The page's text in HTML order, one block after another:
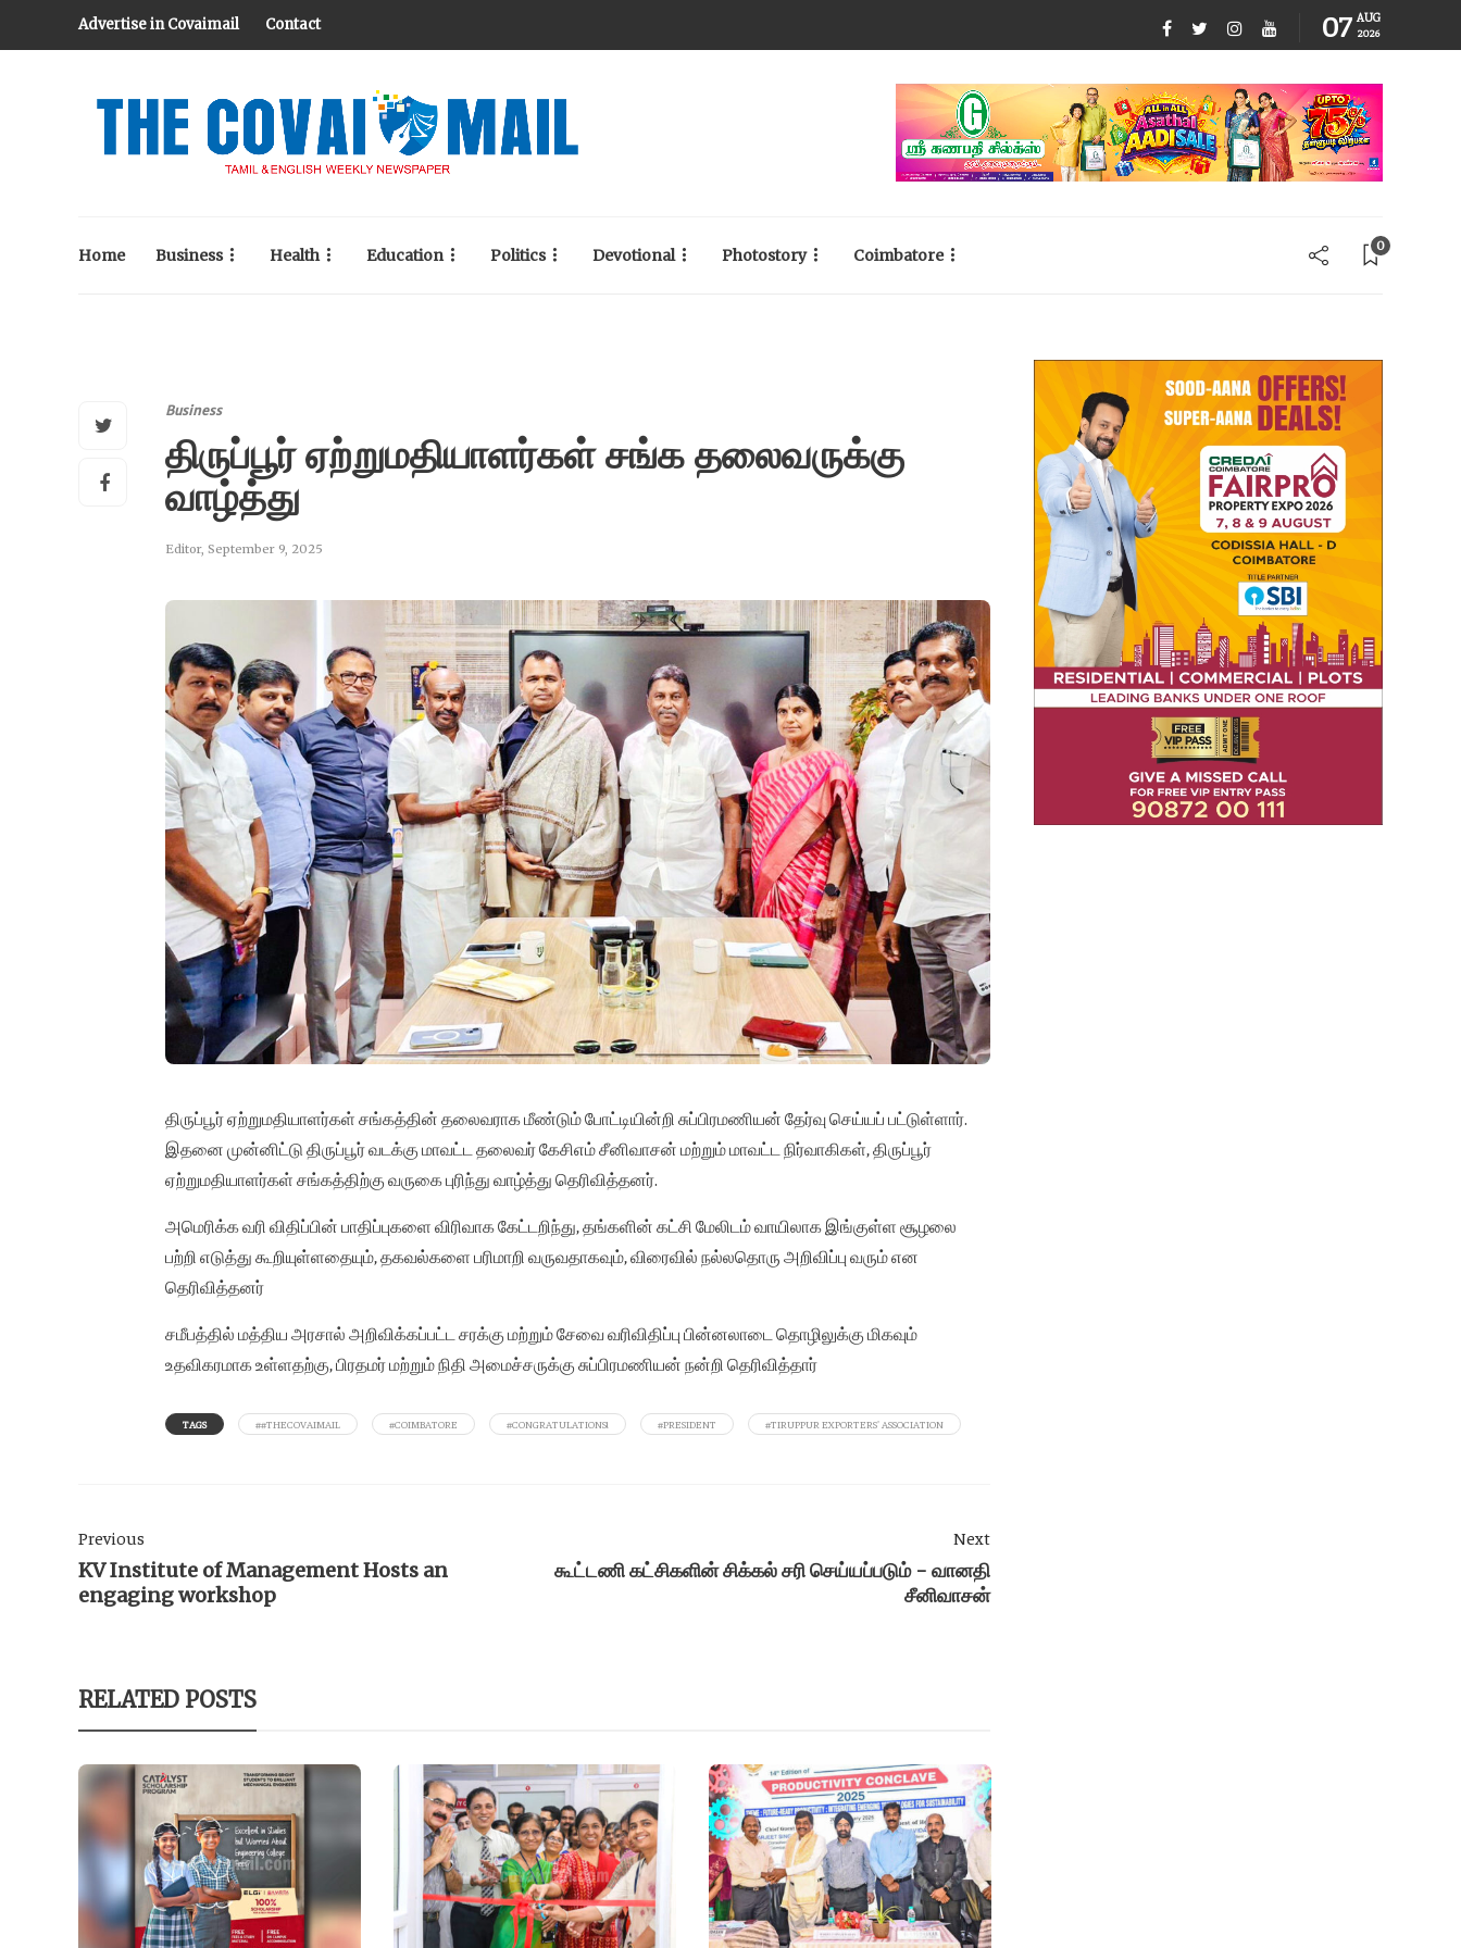
Advertise in Covaimail Contact 07 AUG
2026
Home Business Health Education Politics Devotional Photostory Coimbatore 0
Business
திருப்பூர் ஏற்றுமதியாளர்கள் சங்க தலைவருக்கு
வாழ்த்து
Editor, September 9, 2025
திருப்பூர் ஏற்றுமதியாளர்கள் சங்கத்தின் தலைவராக மீண்டும் போட்டியின்றி சுப்பிரமணியன் தேர்வு செய்யப் பட்டுள்ளார்.
இதனை முன்னிட்டு திருப்பூர் வடக்கு மாவட்ட தலைவர் கேசிஎம் சீனிவாசன் மற்றும் மாவட்ட நிர்வாகிகள், திருப்பூர்
ஏற்றுமதியாளர்கள் சங்கத்திற்கு வருகை புரிந்து வாழ்த்து தெரிவித்தனர்.
அமெரிக்க வரி விதிப்பின் பாதிப்புகளை விரிவாக கேட்டறிந்து, தங்களின் கட்சி மேலிடம் வாயிலாக இங்குள்ள சூழலை
பற்றி எடுத்து கூறியுள்ளதையும், தகவல்களை பரிமாறி வருவதாகவும், விரைவில் நல்லதொரு அறிவிப்பு வரும் என
தெரிவித்தனர்
சமீபத்தில் மத்திய அரசால் அறிவிக்கப்பட்ட சரக்கு மற்றும் சேவை வரிவிதிப்பு பின்னலாடை தொழிலுக்கு மிகவும்
உதவிகரமாக உள்ளதற்கு, பிரதமர் மற்றும் நிதி அமைச்சருக்கு சுப்பிரமணியன் நன்றி தெரிவித்தார்
TAGS ##THECOVAIMAIL #COIMBATORE #CONGRATULATIONS! #PRESIDENT #TIRUPPUR EXPORTERS' ASSOCIATION
Previous
KV Institute of Management Hosts an
engaging workshop
Next
கூட்டணி கட்சிகளின் சிக்கல் சரி செய்யப்படும் - வானதி
சீனிவாசன்
RELATED POSTS